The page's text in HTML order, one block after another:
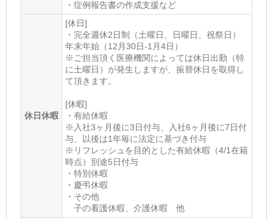
・症例報告書の作成支援など
休日休暇
[休日]
・完全週休2日制（土曜日、日曜日、祝祭日）
年末年始（12月30日-1月4日）
※ご担当頂く医療機関によっては休日出勤（特
に土曜日）が発生しますが、振替休日を取得し
て頂きます。
[休暇]
・有給休暇
※入社3ヶ月後に3日付与、入社6ヶ月後に7日付
与、以後は1年毎に法定に基づき付与
※リフレッシュを目的とした有給休暇（4/1在籍
時点）別途5日付与
・特別休暇
・慶弔休暇
・その他
子の看護休暇、介護休暇 他